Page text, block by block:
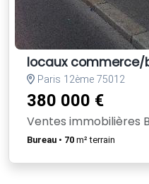
locaux commerce/
Paris 12ème 75012
380 000 €
Ventes immobilières
Bureau • 70 m² terrain